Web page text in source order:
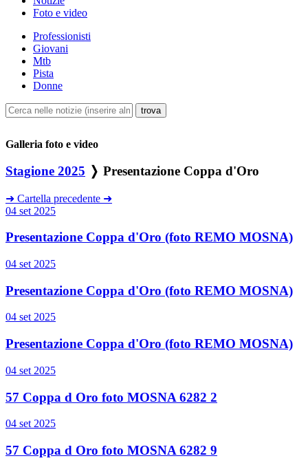
Foto e video
Professionisti
Giovani
Mtb
Pista
Donne
Galleria foto e video
Stagione 2025 ❭ Presentazione Coppa d'Oro
➜ Cartella precedente ➜
04 set 2025
Presentazione Coppa d'Oro (foto REMO MOSNA)
04 set 2025
Presentazione Coppa d'Oro (foto REMO MOSNA)
04 set 2025
Presentazione Coppa d'Oro (foto REMO MOSNA)
04 set 2025
57 Coppa d Oro foto MOSNA 6282 2
04 set 2025
57 Coppa d Oro foto MOSNA 6282 9